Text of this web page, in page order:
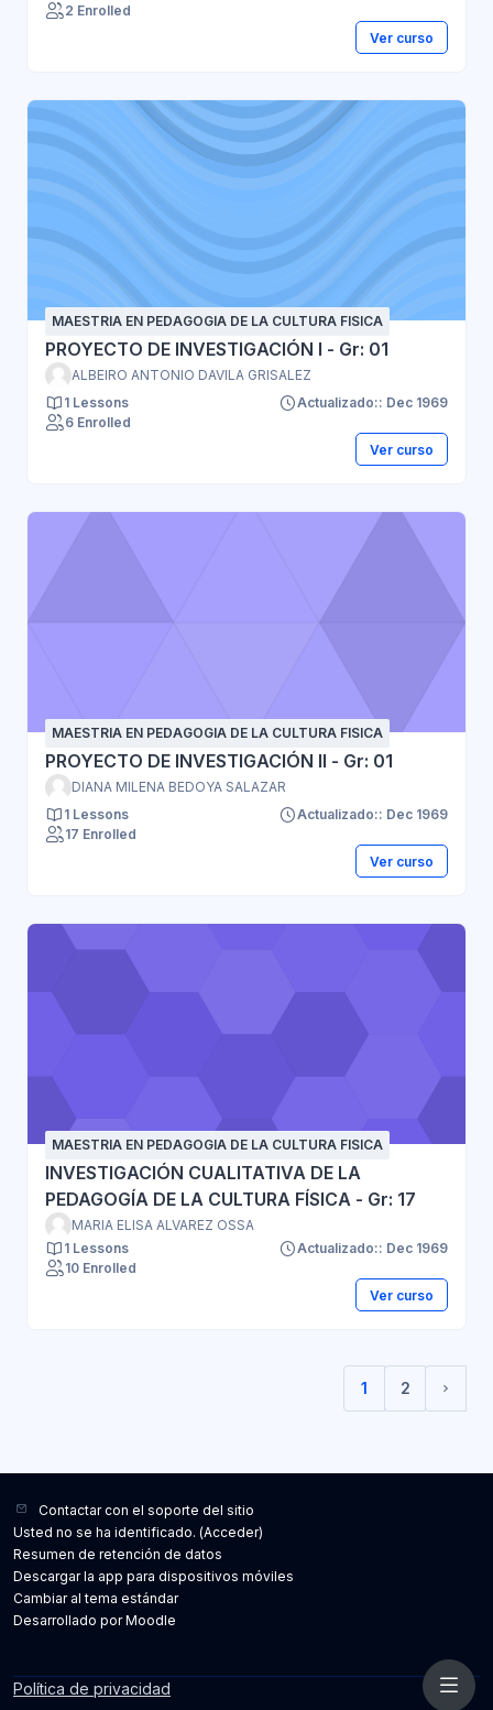
2 Enrolled
Ver curso
MAESTRIA EN PEDAGOGIA DE LA CULTURA FISICA
PROYECTO DE INVESTIGACIÓN I - Gr: 01
ALBEIRO ANTONIO DAVILA GRISALEZ
1 Lessons
Actualizado:: Dec 1969
6 Enrolled
Ver curso
MAESTRIA EN PEDAGOGIA DE LA CULTURA FISICA
PROYECTO DE INVESTIGACIÓN II - Gr: 01
DIANA MILENA BEDOYA SALAZAR
1 Lessons
Actualizado:: Dec 1969
17 Enrolled
Ver curso
MAESTRIA EN PEDAGOGIA DE LA CULTURA FISICA
INVESTIGACIÓN CUALITATIVA DE LA
PEDAGOGÍA DE LA CULTURA FÍSICA - Gr: 17
MARIA ELISA ALVAREZ OSSA
1 Lessons
Actualizado:: Dec 1969
10 Enrolled
Ver curso
1
(current)
2
Contactar con el soporte del sitio
Usted no se ha identificado. (Acceder)
Resumen de retención de datos
Descargar la app para dispositivos móviles
Cambiar al tema estándar
Desarrollado porMoodle
Política de privacidad